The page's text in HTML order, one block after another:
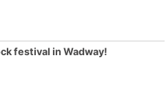
festival in Wadway!